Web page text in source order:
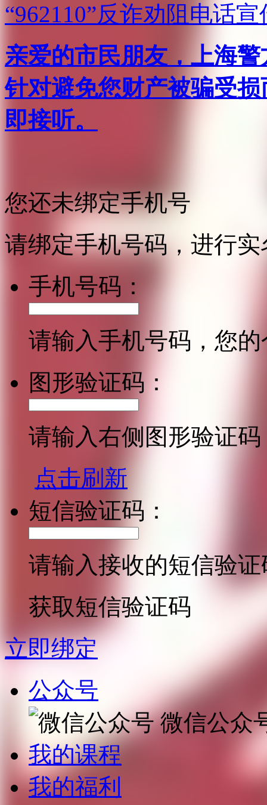
“962110”反诈劝阻电话宣
亲爱的市民朋友，上海
针对避免您财产被骗受
即接听。
您还未绑定手机号
请绑定手机号码，进行
手机号码：
请输入手机号码，您
图形验证码：
请输入右侧图形验证码
点击刷新
短信验证码：
请输入接收的短信验证
获取短信验证码
立即绑定
公众号
微信公众
我的课程
我的福利